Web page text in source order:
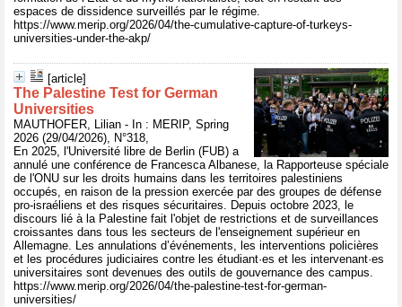
espaces de dissidence surveillés par le régime.
https://www.merip.org/2026/04/the-cumulative-capture-of-turkeys-
universities-under-the-akp/
[article]
The Palestine Test for German
Universities
MAUTHOFER, Lilian - In : MERIP, Spring
2026 (29/04/2026), N°318,
En 2025, l'Université libre de Berlin (FUB) a
annulé une conférence de Francesca Albanese, la Rapporteuse spéciale
de l'ONU sur les droits humains dans les territoires palestiniens
occupés, en raison de la pression exercée par des groupes de défense
pro-israéliens et des risques sécuritaires. Depuis octobre 2023, le
discours lié à la Palestine fait l'objet de restrictions et de surveillances
croissantes dans tous les secteurs de l'enseignement supérieur en
Allemagne. Les annulations d’événements, les interventions policières
et les procédures judiciaires contre les étudiant·es et les intervenant·es
universitaires sont devenues des outils de gouvernance des campus.
https://www.merip.org/2026/04/the-palestine-test-for-german-
universities/